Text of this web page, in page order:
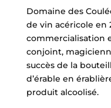
Domaine des
de vin acéricole en
commercialisation
conjoint,
succès de la
d’érable en
produit alcoolisé.